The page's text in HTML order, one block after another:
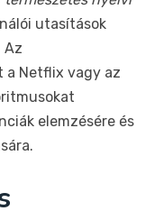
utasítások
Az
a Netflix vagy az
elemzésére és